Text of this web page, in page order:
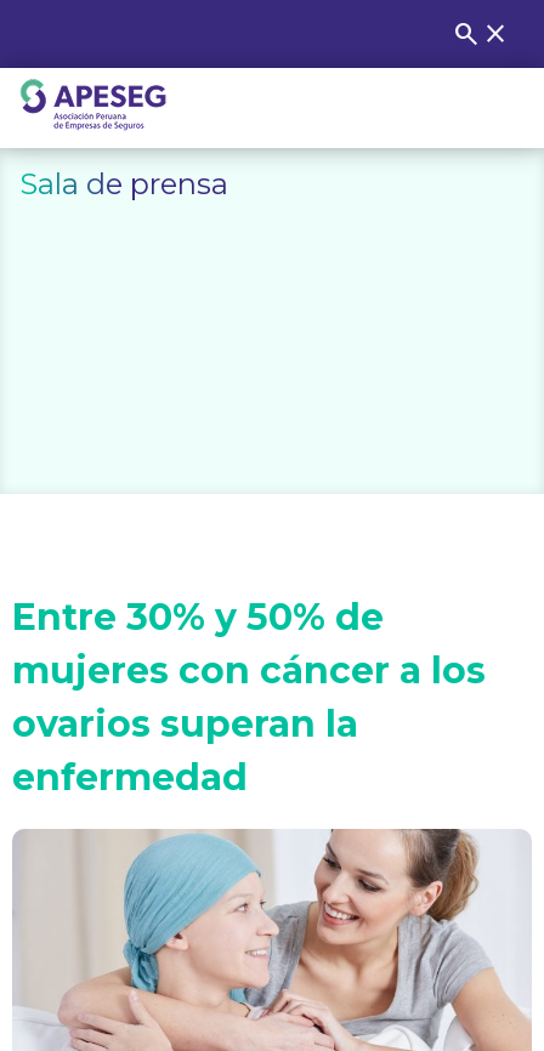
content
Buscar:
search close
APESEG
Sala de prensa
Entre 30% y 50% de
mujeres con cáncer a los
ovarios superan la
enfermedad